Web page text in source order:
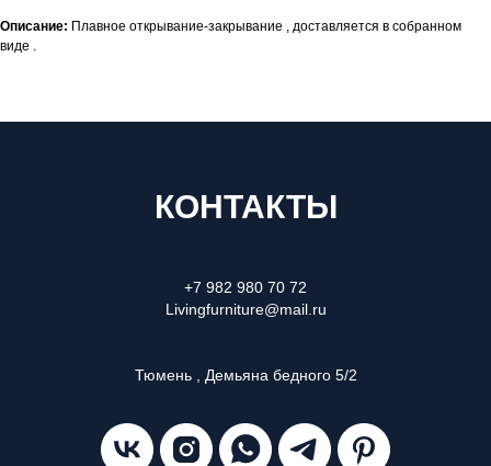
Описание: Плавное открывание-закрывание , доставляется в собранном
виде .
КОНТАКТЫ
+7 982 980 70 72
Livingfurniture@mail.ru
Тюмень , Демьяна бедного 5/2